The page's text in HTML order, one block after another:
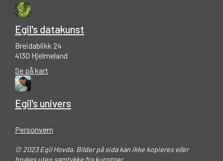
Egil's datakunst
Breidablikk 24
4130 Hjelmeland
Se på kart
Egil's univers
Personvern
© 2023 Egil Hovda. Bilder på sida kan ikke kopieres eller